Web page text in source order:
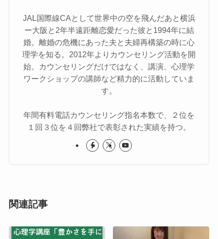
JAL国際線CAとして世界中の空を飛んだあと横浜
ー大阪と2年半遠距離恋愛だった彼と1994年に結
婚。離婚の危機にあった夫と夫婦再構築の時に心
理学を知る。2012年よりカウンセリング活動を開
始。カウンセリングだけではなく、講演、心理学
ワークショップの講師など精力的に活動していま
す。
年間有料電話カウンセリング指名本数で、２位を
１回３位を４回弊社で表彰された実績を持つ。
関連記事